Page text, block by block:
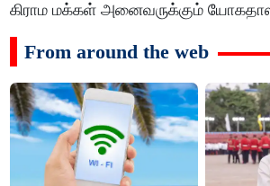
கிராம மக்கள் அனைவருக்கும்
From around the web